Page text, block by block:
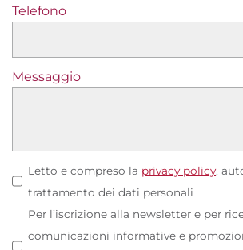
Telefono
Messaggio
Letto e compreso la privacy policy,
trattamento dei dati personali
Per l’iscrizione alla newsletter e per
comunicazioni informative e